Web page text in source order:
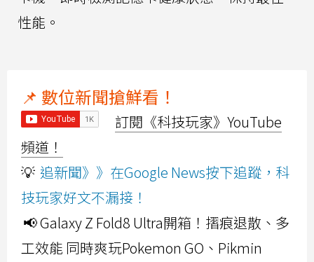
性能。
📌 數位新聞搶鮮看！
訂閱《科技玩家》YouTube
頻道！
💡 追新聞》》在Google News按下追蹤，科
技玩家好文不漏接！
📢 Galaxy Z Fold8 Ultra開箱！摺痕退散、多
工效能 同時爽玩Pokemon GO、Pikmin